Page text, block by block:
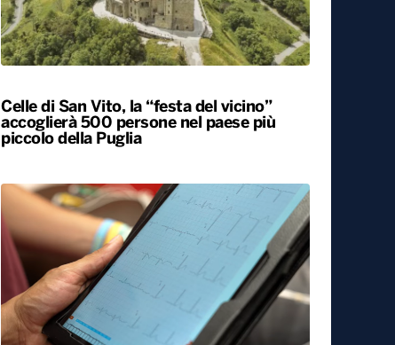
Celle di San Vito, la “festa del vicino”
accoglierà 500 persone nel paese più
piccolo della Puglia